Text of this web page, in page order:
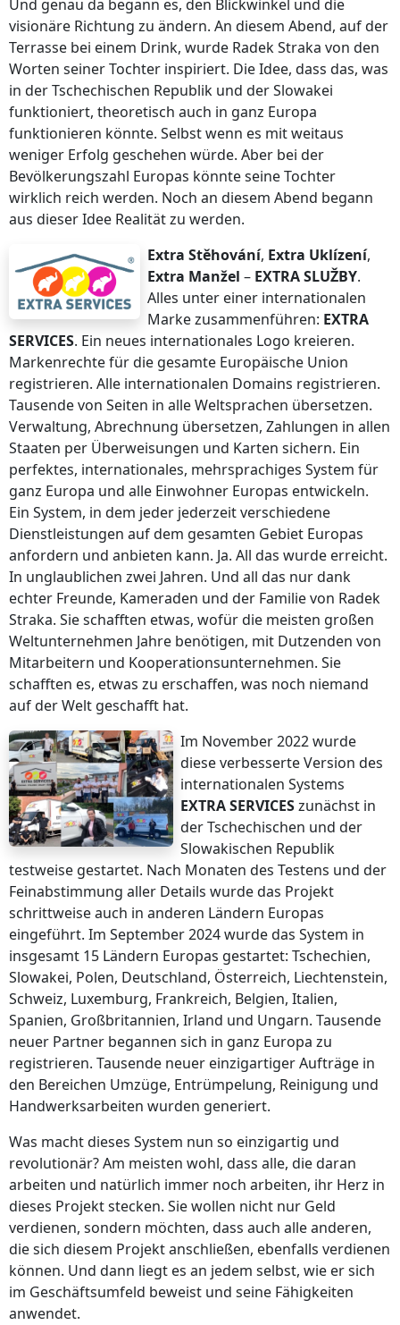
Und genau da begann es, den Blickwinkel und die
visionäre Richtung zu ändern. An diesem Abend, auf der
Terrasse bei einem Drink, wurde Radek Straka von den
Worten seiner Tochter inspiriert. Die Idee, dass das, was
in der Tschechischen Republik und der Slowakei
funktioniert, theoretisch auch in ganz Europa
funktionieren könnte. Selbst wenn es mit weitaus
weniger Erfolg geschehen würde. Aber bei der
Bevölkerungszahl Europas könnte seine Tochter
wirklich reich werden. Noch an diesem Abend begann
aus dieser Idee Realität zu werden.
Extra Stěhování, Extra Uklízení,
Extra Manžel – EXTRA SLUŽBY.
Alles unter einer internationalen
Marke zusammenführen: EXTRA
SERVICES. Ein neues internationales Logo kreieren.
Markenrechte für die gesamte Europäische Union
registrieren. Alle internationalen Domains registrieren.
Tausende von Seiten in alle Weltsprachen übersetzen.
Verwaltung, Abrechnung übersetzen, Zahlungen in allen
Staaten per Überweisungen und Karten sichern. Ein
perfektes, internationales, mehrsprachiges System für
ganz Europa und alle Einwohner Europas entwickeln.
Ein System, in dem jeder jederzeit verschiedene
Dienstleistungen auf dem gesamten Gebiet Europas
anfordern und anbieten kann. Ja. All das wurde erreicht.
In unglaublichen zwei Jahren. Und all das nur dank
echter Freunde, Kameraden und der Familie von Radek
Straka. Sie schafften etwas, wofür die meisten großen
Weltunternehmen Jahre benötigen, mit Dutzenden von
Mitarbeitern und Kooperationsunternehmen. Sie
schafften es, etwas zu erschaffen, was noch niemand
auf der Welt geschafft hat.
Im November 2022 wurde
diese verbesserte Version des
internationalen Systems
EXTRA SERVICESzunächst in
der Tschechischen und der
Slowakischen Republik
testweise gestartet. Nach Monaten des Testens und der
Feinabstimmung aller Details wurde das Projekt
schrittweise auch in anderen Ländern Europas
eingeführt. Im September 2024 wurde das System in
insgesamt 15 Ländern Europas gestartet: Tschechien,
Slowakei, Polen, Deutschland, Österreich, Liechtenstein,
Schweiz, Luxemburg, Frankreich, Belgien, Italien,
Spanien, Großbritannien, Irland und Ungarn. Tausende
neuer Partner begannen sich in ganz Europa zu
registrieren. Tausende neuer einzigartiger Aufträge in
den Bereichen Umzüge, Entrümpelung, Reinigung und
Handwerksarbeiten wurden generiert.
Was macht dieses System nun so einzigartig und
revolutionär? Am meisten wohl, dass alle, die daran
arbeiten und natürlich immer noch arbeiten, ihr Herz in
dieses Projekt stecken. Sie wollen nicht nur Geld
verdienen, sondern möchten, dass auch alle anderen,
die sich diesem Projekt anschließen, ebenfalls verdienen
können. Und dann liegt es an jedem selbst, wie er sich
im Geschäftsumfeld beweist und seine Fähigkeiten
anwendet.